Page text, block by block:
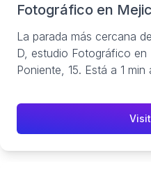
Fotográfico en
La parada más cercana
D, estudio Fotográfico en
Poniente, 15. Está a 1